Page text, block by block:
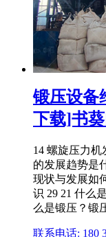
锻压设备
下载]书葵
14 螺旋压力
的发展趋势是
现状与发展如
识 29 21 什么
么是锻压？锻
联系电话: 180